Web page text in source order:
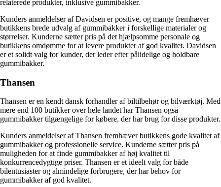
relaterede produkter, inklusive gummibakker.
Kunders anmeldelser af Davidsen er positive, og mange fremhæver
butikkens brede udvalg af gummibakker i forskellige materialer og
størrelser. Kunderne sætter pris på det hjælpsomme personale og
butikkens omdømme for at levere produkter af god kvalitet. Davidsen
er et solidt valg for kunder, der leder efter pålidelige og holdbare
gummibakker.
Thansen
Thansen er en kendt dansk forhandler af biltilbehør og bilværktøj. Med
mere end 100 butikker over hele landet har Thansen også
gummibakker tilgængelige for købere, der har brug for disse produkter.
Kunders anmeldelser af Thansen fremhæver butikkens gode kvalitet af
gummibakker og professionelle service. Kunderne sætter pris på
muligheden for at finde gummibakker af høj kvalitet til
konkurrencedygtige priser. Thansen er et ideelt valg for både
bilentusiaster og almindelige forbrugere, der har behov for
gummibakker af god kvalitet.